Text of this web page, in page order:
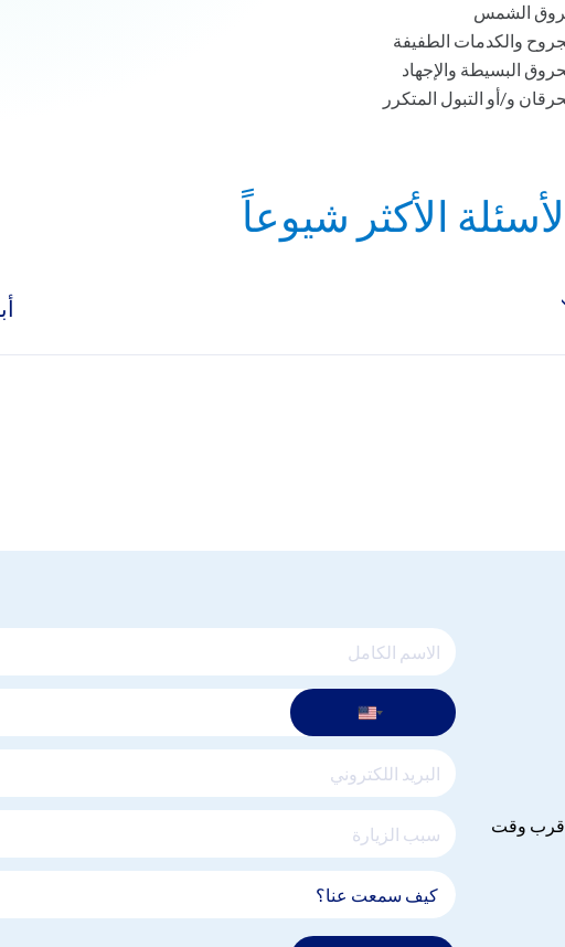
الشمس
والكدمات الطفيفة
البسيطة والإجهاد
و/أو التبول المتكرر
الأكثر شيوعاً
اقرب وقت